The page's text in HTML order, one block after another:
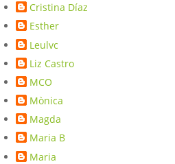
Cristina Díaz
Esther
Leulvc
Liz Castro
MCO
Mònica
Magda
Maria B
Maria